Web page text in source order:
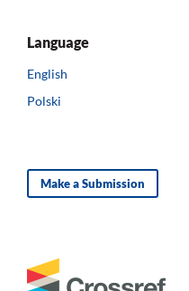
Language
English
Polski
Make a Submission